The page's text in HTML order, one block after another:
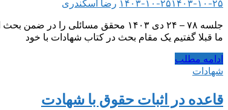
۱۴۰۳-۱۰-۲۵۱۴۰۳-۱۰-۲۵
رضا اسکندری
جلسه ۷۸ – ۲۴ دی ۱۴۰۳ محقق
ما قبلا گفتیم یک مقام بحث در کتاب شهادات با خود
ادامه مطلب
شهادات
قاعده در اثبات حقوق با شهادت